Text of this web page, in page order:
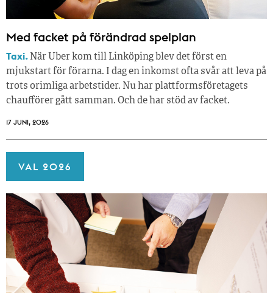
Med facket på förändrad spelplan
Taxi. När Uber kom till Linköping blev det först en
mjukstart för förarna. I dag en inkomst ofta svår att leva på
trots orimliga arbetstider. Nu har plattformsföretagets
chaufförer gått samman. Och de har stöd av facket.
17 JUNI, 2026
VAL 2026